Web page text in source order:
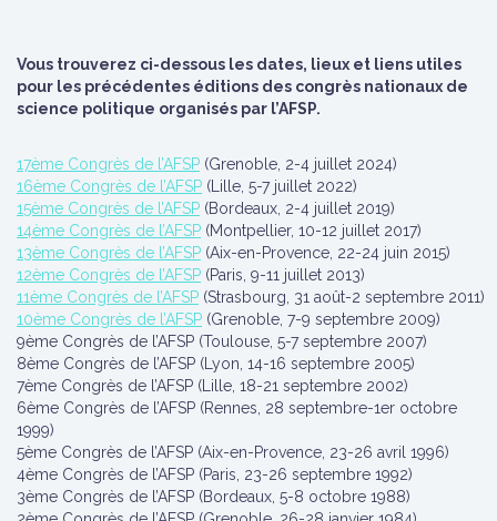
Vous trouverez ci-dessous les dates, lieux et liens utiles
pour les précédentes éditions des congrès nationaux de
science politique organisés par l’AFSP.
17ème Congrès de l’AFSP (Grenoble, 2-4 juillet 2024)
16ème Congrès de l’AFSP (Lille, 5-7 juillet 2022)
15ème Congrès de l’AFSP (Bordeaux, 2-4 juillet 2019)
14ème Congrès de l’AFSP (Montpellier, 10-12 juillet 2017)
13ème Congrès de l’AFSP (Aix-en-Provence, 22-24 juin 2015)
12ème Congrès de l’AFSP (Paris, 9-11 juillet 2013)
11ème Congrès de l’AFSP (Strasbourg, 31 août-2 septembre 2011)
10ème Congrès de l’AFSP (Grenoble, 7-9 septembre 2009)
9ème Congrès de l’AFSP (Toulouse, 5-7 septembre 2007)
8ème Congrès de l’AFSP (Lyon, 14-16 septembre 2005)
7ème Congrès de l’AFSP (Lille, 18-21 septembre 2002)
6ème Congrès de l’AFSP (Rennes, 28 septembre-1er octobre
1999)
5ème Congrès de l’AFSP (Aix-en-Provence, 23-26 avril 1996)
4ème Congrès de l’AFSP (Paris, 23-26 septembre 1992)
3ème Congrès de l’AFSP (Bordeaux, 5-8 octobre 1988)